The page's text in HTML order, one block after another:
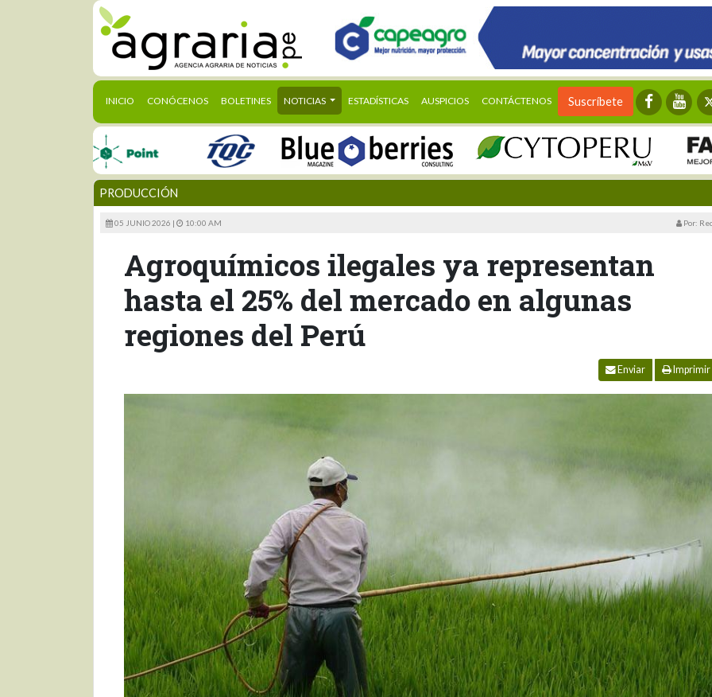
INICIO (CURRENT)
CONÓCENOS BOLETINES NOTICIAS ESTADÍSTICAS AUSPICIOS CONTÁCTENOS Suscríbete
PRODUCCIÓN
05 JUNIO 2026 | 10:00 AM Por:
Agroquímicos ilegales ya representan
hasta el 25% del mercado en algunas
regiones del Perú
Enviar Imprimir